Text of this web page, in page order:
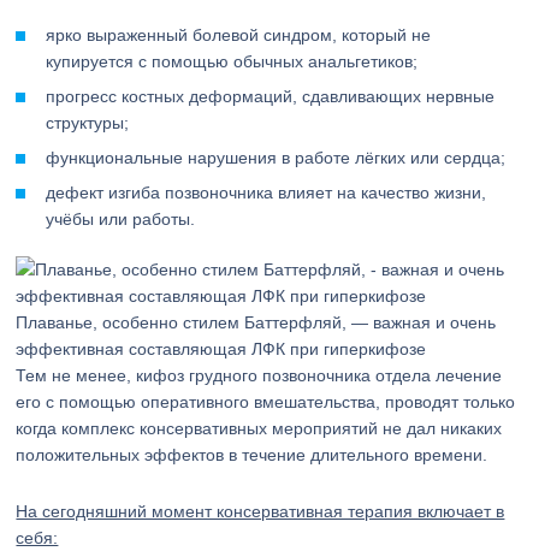
ярко выраженный болевой синдром, который не
купируется с помощью обычных анальгетиков;
прогресс костных деформаций, сдавливающих нервные
структуры;
функциональные нарушения в работе лёгких или сердца;
дефект изгиба позвоночника влияет на качество жизни,
учёбы или работы.
Плаванье, особенно стилем Баттерфляй, — важная и очень
эффективная составляющая ЛФК при гиперкифозе
Тем не менее, кифоз грудного позвоночника отдела лечение
его с помощью оперативного вмешательства, проводят только
когда комплекс консервативных мероприятий не дал никаких
положительных эффектов в течение длительного времени.
На сегодняшний момент консервативная терапия включает в
себя: